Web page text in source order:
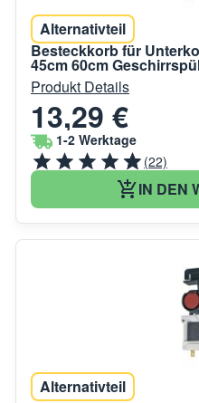
Alternativteil
Besteckkorb für
45cm 60cm
Produkt Details
13,29 €
1-2 Werktage
(22)
IN DEN
Alternativteil